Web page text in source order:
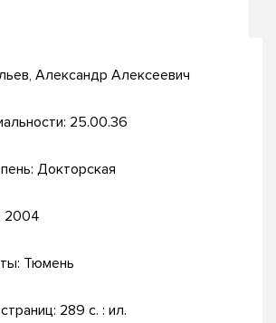
Александр Алексеевич
25.00.36
Докторская
2004
Тюмень
289 с. : ил.